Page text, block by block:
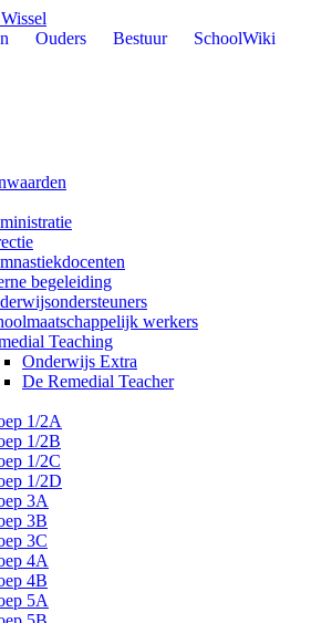
Ouders Bestuur
SchoolWiki
begeleiding
werkers
Teaching
Onderwijs Extra
De Remedial Teacher
1/2A
1/2B
1/2C
1/2D
3A
3B
3C
4A
4B
5A